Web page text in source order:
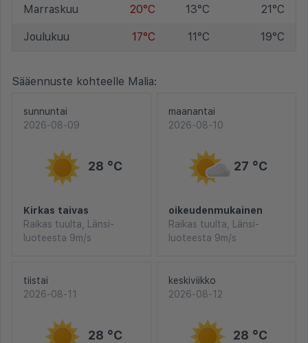
Marraskuu 20°C 13°C 21°C
Joulukuu 17°C 11°C 19°C
Sääennuste kohteelle Malia:
sunnuntai
2026-08-09
28 °C
Kirkas taivas
Raikas tuulta, Länsi-
luoteesta 9m/s
maanantai
2026-08-10
27 °C
oikeudenmukainen
Raikas tuulta, Länsi-
luoteesta 9m/s
tiistai
2026-08-11
28 °C
keskiviikko
2026-08-12
28 °C